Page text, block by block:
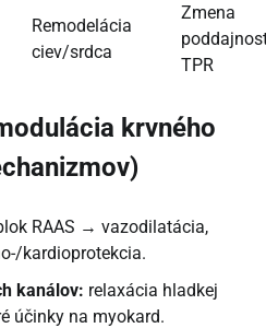
Remodelácia
ciev/srdca
Zmena
TPR
krvného
RAAS → vazodilatácia,
kardioprotekcia.
kanálov: relaxácia hladkej
účinky na myokard.